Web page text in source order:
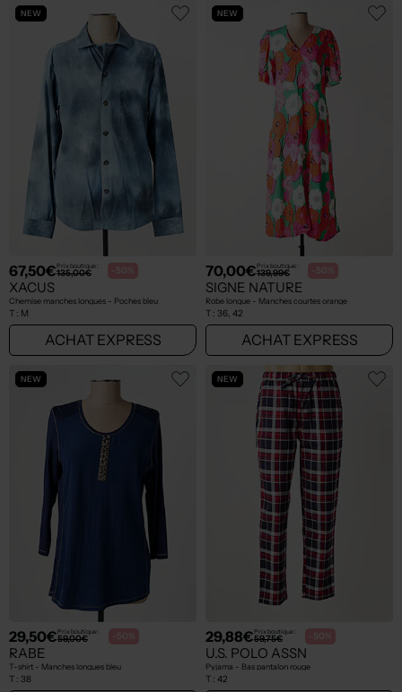
NEW
67,50€Prix boutique :
135,00€ -50%
XACUS
Chemise manches longues - Poches bleu
T : M
ACHAT EXPRESS
NEW
70,00€Prix boutique :
139,99€ -50%
SIGNE NATURE
Robe longue - Manches courtes orange
T : 36, 42
ACHAT EXPRESS
NEW
29,50€Prix boutique :
59,00€ -50%
RABE
T-shirt - Manches longues bleu
T : 38
NEW
29,88€Prix boutique :
59,75€ -50%
U.S. POLO ASSN
Pyjama - Bas pantalon rouge
T : 42